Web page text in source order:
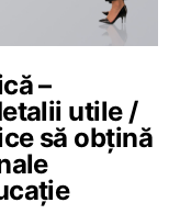
–
utile /
să obțină